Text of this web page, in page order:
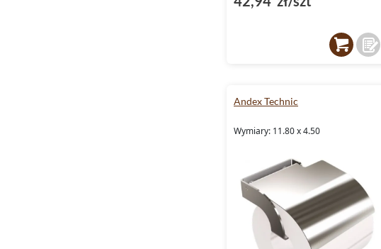
Andex Technic
Wymiary: 11.80 x 4.50